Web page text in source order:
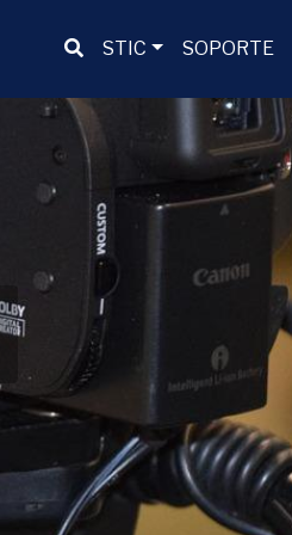
Buscador
STIC SOPORTE